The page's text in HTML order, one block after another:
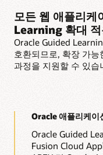
모든 웹 애플리
Learning 확대
Oracle Guided
호환되므로, 확장 가
과정을 지원할 수 있습
Oracle 애플리케
Oracle Guided
Fusion Cloud